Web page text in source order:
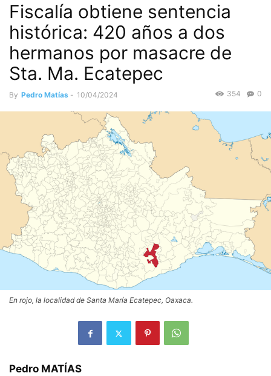
Fiscalía obtiene sentencia
histórica: 420 años a dos
hermanos por masacre de
Sta. Ma. Ecatepec
By Pedro Matías - 10/04/2024 0
354
En rojo, la localidad de Santa María Ecatepec, Oaxaca.
Pedro MATÍAS